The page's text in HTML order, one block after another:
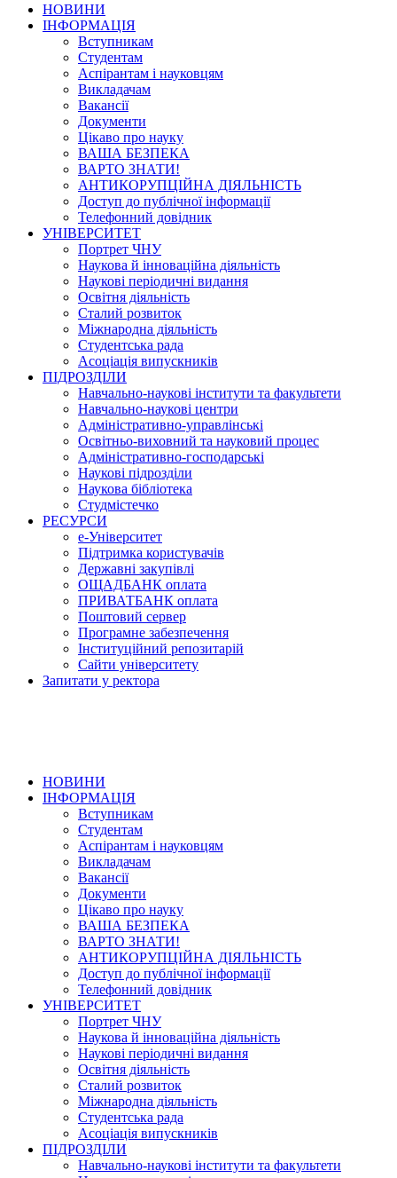
НОВИНИ
ІНФОРМАЦІЯ
Вступникам
Студентам
Аспірантам і науковцям
Викладачам
Вакансії
Документи
Цікаво про науку
ВАША БЕЗПЕКА
ВАРТО ЗНАТИ!
АНТИКОРУПЦІЙНА ДІЯЛЬНІСТЬ
Доступ до публічної інформації
Телефонний довідник
УНІВЕРСИТЕТ
Портрет ЧНУ
Наукова й інноваційна діяльність
Наукові періодичні видання
Освітня діяльність
Сталий розвиток
Міжнародна діяльність
Студентська рада
Асоціація випускників
ПІДРОЗДІЛИ
Навчально-наукові інститути та факультети
Навчально-наукові центри
Адміністративно-управлінські
Освітньо-виховний та науковий процес
Адміністративно-господарські
Наукові підрозділи
Наукова бібліотека
Студмістечко
РЕСУРСИ
е-Університет
Підтримка користувачів
Державні закупівлі
ОЩАДБАНК оплата
ПРИВАТБАНК оплата
Поштовий сервер
Програмне забезпечення
Інституційний репозитарій
Сайти університету
Запитати у ректора
НОВИНИ
ІНФОРМАЦІЯ
Вступникам
Студентам
Аспірантам і науковцям
Викладачам
Вакансії
Документи
Цікаво про науку
ВАША БЕЗПЕКА
ВАРТО ЗНАТИ!
АНТИКОРУПЦІЙНА ДІЯЛЬНІСТЬ
Доступ до публічної інформації
Телефонний довідник
УНІВЕРСИТЕТ
Портрет ЧНУ
Наукова й інноваційна діяльність
Наукові періодичні видання
Освітня діяльність
Сталий розвиток
Міжнародна діяльність
Студентська рада
Асоціація випускників
ПІДРОЗДІЛИ
Навчально-наукові інститути та факультети